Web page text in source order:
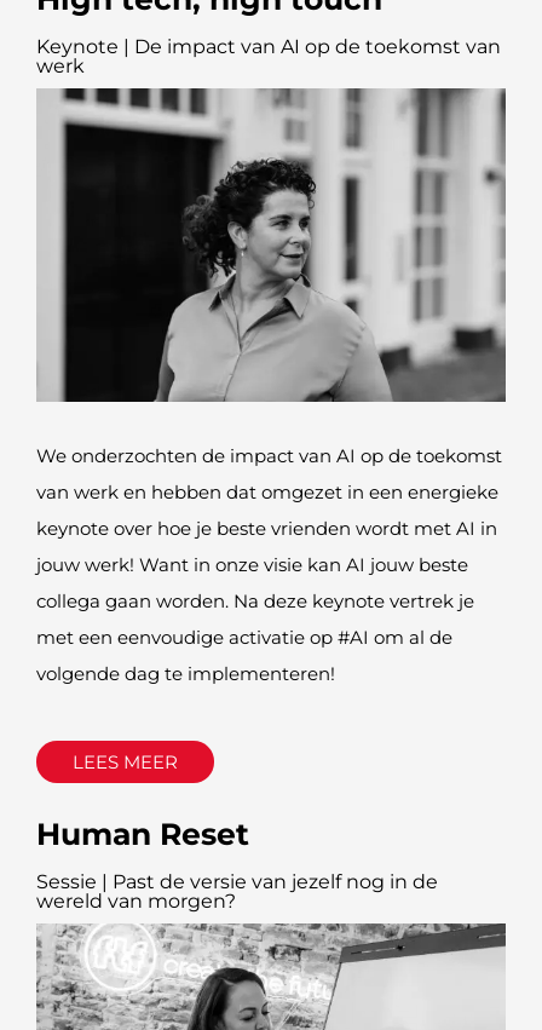
Keynote | De impact van AI op de toekomst van
werk
We onderzochten de impact van AI op de toekomst
van werk en hebben dat omgezet in een energieke
keynote over hoe je beste vrienden wordt met AI in
jouw werk! Want in onze visie kan AI jouw beste
collega gaan worden. Na deze keynote vertrek je
met een eenvoudige activatie op #AI om al de
volgende dag te implementeren!
LEES MEER
Human Reset
Sessie | Past de versie van jezelf nog in de
wereld van morgen?